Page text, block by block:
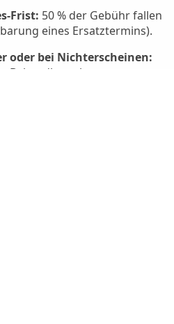
Frist: 50 % der Gebühr fallen
eines Ersatztermins).
oder bei Nichterscheinen:
Behandlungskosten.